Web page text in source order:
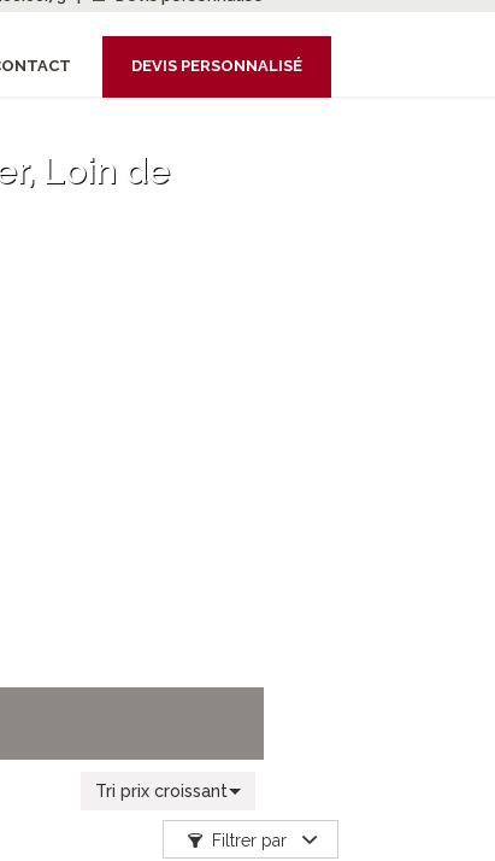
DEVIS PERSONNALISÉ
Loin de
Tri prix croissant
Filtrer par